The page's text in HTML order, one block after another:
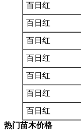
百日红
百日红
百日红
百日红
百日红
百日红
百日红
热门苗木价格